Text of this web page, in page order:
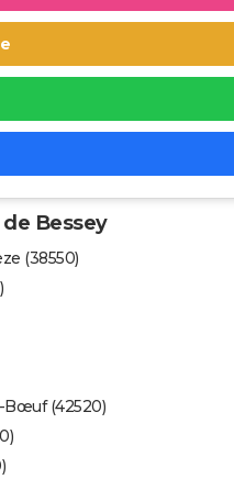
Bessey
(38550)
Bœuf (42520)